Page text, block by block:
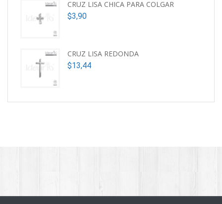
CRUZ LISA CHICA PARA COLGAR
$3,90
CRUZ LISA REDONDA
$13,44